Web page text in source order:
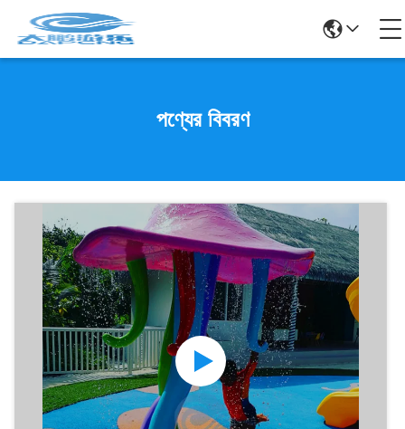
পণ্যের বিবরণ